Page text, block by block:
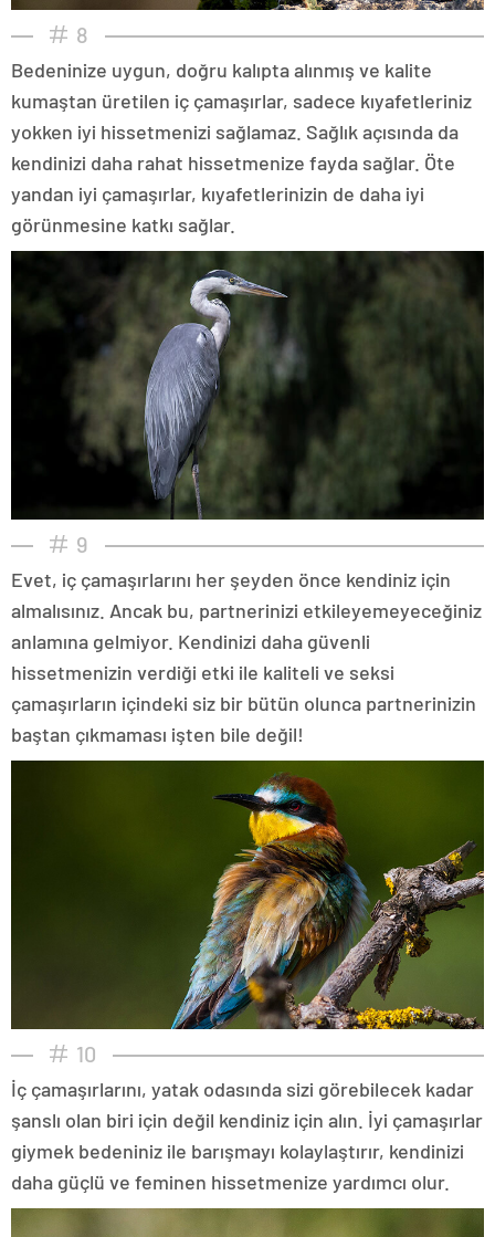
8
Bedeninize uygun, doğru kalıpta alınmış ve kalite
kumaştan üretilen iç çamaşırlar, sadece kıyafetleriniz
yokken iyi hissetmenizi sağlamaz. Sağlık açısında da
kendinizi daha rahat hissetmenize fayda sağlar. Öte
yandan iyi çamaşırlar, kıyafetlerinizin de daha iyi
görünmesine katkı sağlar.
9
Evet, iç çamaşırlarını her şeyden önce kendiniz için
almalısınız. Ancak bu, partnerinizi etkileyemeyeceğiniz
anlamına gelmiyor. Kendinizi daha güvenli
hissetmenizin verdiği etki ile kaliteli ve seksi
çamaşırların içindeki siz bir bütün olunca partnerinizin
baştan çıkmaması işten bile değil!
10
İç çamaşırlarını, yatak odasında sizi görebilecek kadar
şanslı olan biri için değil kendiniz için alın. İyi çamaşırlar
giymek bedeniniz ile barışmayı kolaylaştırır, kendinizi
daha güçlü ve feminen hissetmenize yardımcı olur.